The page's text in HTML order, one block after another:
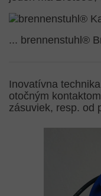
... brennenstuhl®
Inovatívna
otočným
zásuviek, resp. od